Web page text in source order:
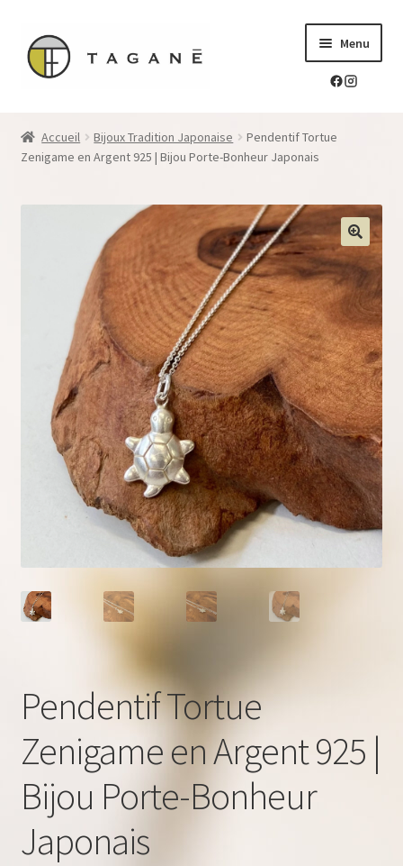
Aller
Aller
au
contenu
Menu
Mes réalisations
menu
enfant
Blog Tagane
Ouvrir
le
menu
enfant
Ouvrir
le
menu
enfant
Accueil Bijoux Tradition Japonaise
Pendentif Tortue
Zenigame en Argent 925 | Bijou Porte-Bonheur Japonais
Pendentif Tortue
Zenigame en Argent 925 |
Bijou Porte-Bonheur
Japonais